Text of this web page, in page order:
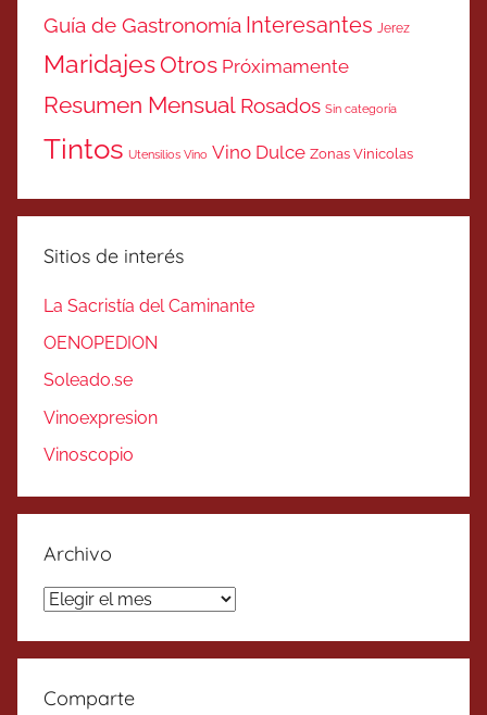
Guía de Gastronomía Interesantes Jerez
MaridajesOtros Próximamente
Resumen Mensual Rosados Sin categoría
Tintos Utensilios Vino Vino Dulce Zonas Vinicolas
Sitios de interés
La Sacristía del Caminante
OENOPEDION
Soleado.se
Vinoexpresion
Vinoscopio
Archivo
Archivo
Comparte